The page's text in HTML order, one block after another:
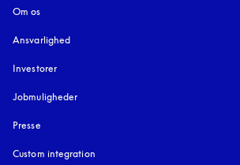
Om os
Ansvarlighed
Investorer
Jobmuligheder
Presse
Custom integration